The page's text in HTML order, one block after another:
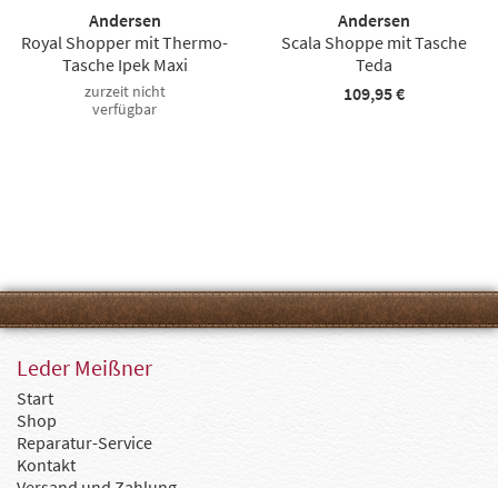
Andersen
Royal Shopper mit Thermo-
Tasche Ipek Maxi
zurzeit nicht
verfügbar
Andersen
Scala Shoppe mit Tasche
Teda
109,95 €
Leder Meißner
Start
Shop
Reparatur-Service
Kontakt